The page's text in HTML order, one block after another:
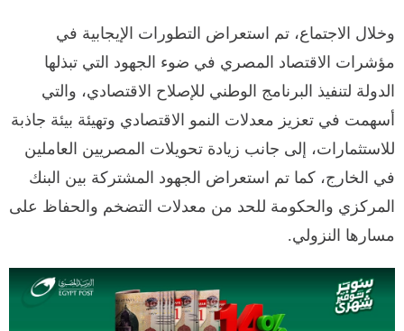
وخلال الاجتماع، تم استعراض التطورات الإيجابية في
مؤشرات الاقتصاد المصري في ضوء الجهود التي تبذلها
الدولة لتنفيذ البرنامج الوطني للإصلاح الاقتصادي، والتي
أسهمت في تعزيز معدلات النمو الاقتصادي وتهيئة بيئة جاذبة
للاستثمارات، إلى جانب زيادة تحويلات المصريين العاملين
في الخارج، كما تم استعراض الجهود المشتركة بين البنك
المركزي والحكومة للحد من معدلات التضخم والحفاظ على
مسارها النزولي.